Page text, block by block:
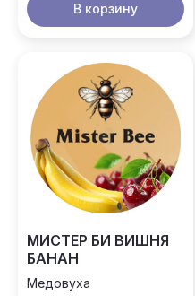
В корзину
МИСТЕР БИ ВИШНЯ
БАНАН
Медовуха